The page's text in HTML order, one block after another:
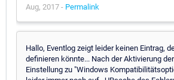
Aug, 2017 - Permalink
Hallo, Eventlog zeigt leider keinen Eintrag,
definieren könnte... Nach der Aktivierung
Einstellung zu "Windows